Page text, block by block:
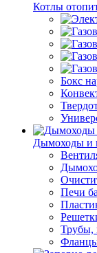
Котлы
Бокс
Дымоходы и
Печи
Трубы,